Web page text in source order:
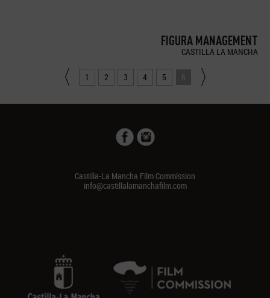
FIGURA MANAGEMENT
CASTILLA LA MANCHA
1 2 3 4 5 6
Castilla-La Mancha Film Commission
info@castillalamanchafilm.com